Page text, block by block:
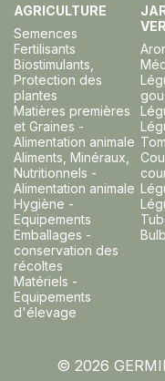
AGRICULTURE
Semences
Fertilisants
Biostimulants,
Protection des
plantes
Matières premières
et Graines -
Alimentation animale
Aliments, Minéraux,
Nutritionnels -
Alimentation animale
Hygiène -
Equipements
Emballages -
conservation des
récoltes
Matériels -
Equipements
d'élevage
© 2026